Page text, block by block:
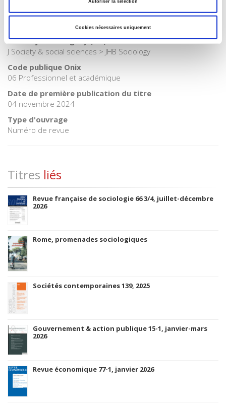
Autoriser la sélection
Cookies nécessaires uniquement
BISAC Subject Heading
SOC000000 SOCIAL SCIENCE > SOC026000 SOCIAL SCIENCE
BIC subject category (UK)
J Society & social sciences > JHB Sociology
Code publique Onix
06 Professionnel et académique
Date de première publication du titre
04 novembre 2024
Type d'ouvrage
Numéro de revue
Titres liés
Revue française de sociologie 66 3/4, juillet-décembre
2026
Rome, promenades sociologiques
Sociétés contemporaines 139, 2025
Gouvernement & action publique 15-1, janvier-mars
2026
Revue économique 77-1, janvier 2026